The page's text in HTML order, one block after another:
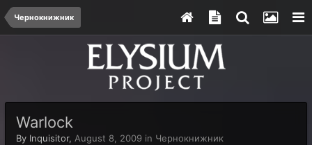
Чернокнижник
Warlock
By Inquisitor, August 8, 2009 in Чернокнижник